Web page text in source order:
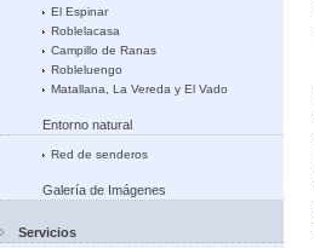
El Espinar
Roblelacasa
Campillo de Ranas
Robleluengo
Matallana, La Vereda y El Vado
Entorno natural
Red de senderos
Galería de Imágenes
Servicios